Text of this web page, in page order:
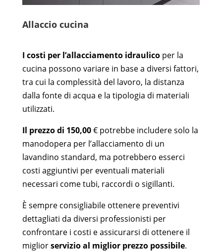
Allaccio cucina
I costi per l’allacciamento idraulico per la
cucina possono variare in base a diversi fattori,
tra cui la complessità del lavoro, la distanza
dalla fonte di acqua e la tipologia di materiali
utilizzati.
Il prezzo di 150,00€ potrebbe includere solo la
manodopera per l’allacciamento di un
lavandino standard, ma potrebbero esserci
costi aggiuntivi per eventuali materiali
necessari come tubi, raccordi o sigillanti.
È sempre consigliabile ottenere preventivi
dettagliati da diversi professionisti per
confrontare i costi e assicurarsi di ottenere il
migliorservizio al miglior prezzo possibile.